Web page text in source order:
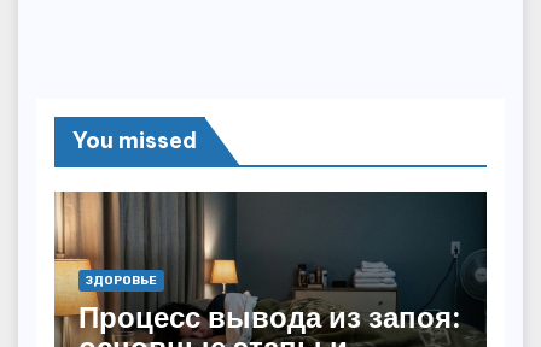
You missed
ЗДОРОВЬЕ
Процесс вывода из запоя: